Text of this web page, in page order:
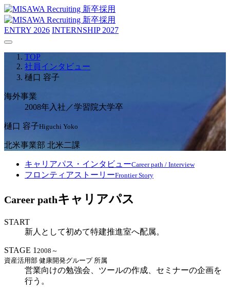
ENTRY 2026 INTERNSHIP2027
TOP
社員インタビュー
樋口 容子
海外事業
2008年入社／学習院大学卒
樋口 容子Higuchi Yoko
北米事業部 北米二課
キャリアパス・インタビューCareer path / Interview
フロンティアストーリーFrontier Story
Career pathキャリアパス
START
新人として初めて特建推進室へ配属。
STAGE 1 2008～
資産活用部 健康開発グループ 所属
営業向けの勉強会、ツールの作成、セミナーの企画を
行う。